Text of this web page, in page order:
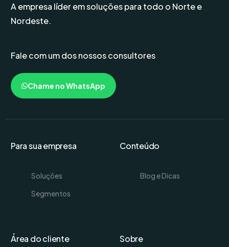
A empresa líder em soluções para todo o Norte e
Nordeste.
Fale com um dos nossos consultores
Chame no WhatsApp
Para sua empresa
Soluções
Segmentos
Conteúdo
Blog e Dicas
Área do cliente Sobre